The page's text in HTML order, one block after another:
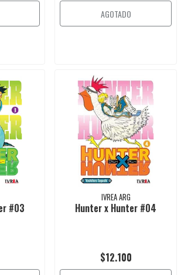
AGOTADO
#03
IVREA ARG
Hunter x Hunter #04
$12.100